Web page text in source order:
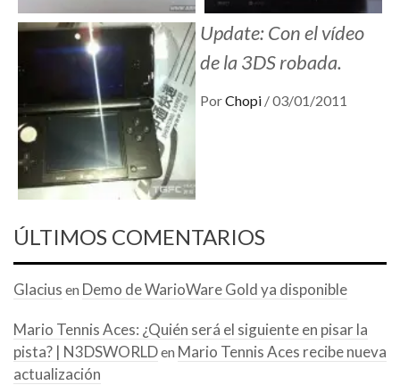
Update: Con el vídeo
de la 3DS robada.
PorChopi /03/01/2011
ÚLTIMOS COMENTARIOS
Glacius en Demo de WarioWare Gold ya disponible
Mario Tennis Aces: ¿Quién será el siguiente en pisar la
pista? | N3DSWORLDen Mario Tennis Aces recibe nueva
actualización